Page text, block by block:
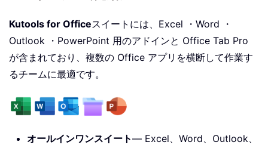
Kutools for Officeスイートには、Excel ・Word ・
Outlook ・PowerPoint 用のアドインと Office Tab Pro
が含まれており、複数の Office アプリを横断して作業す
るチームに最適です。
オールインワンスイート— Excel、Word、Outlook、